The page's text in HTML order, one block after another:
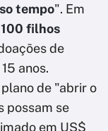
tempo". Em
100 filhos
de
anos.
de "abrir o
possam se
em US$